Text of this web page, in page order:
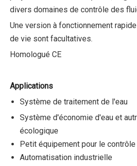
divers domaines de contrôle des
Une version à fonctionnement
de vie sont facultatives.
Homologué CE
Applications
Système de traitement de l'eau
Système d'économie d'eau et
écologique
Petit équipement pour le
Automatisation industrielle